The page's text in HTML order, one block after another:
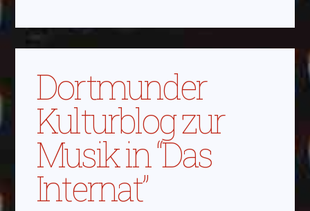
Dortmunder
Kulturblog zur
Musik in “Das
Internat”